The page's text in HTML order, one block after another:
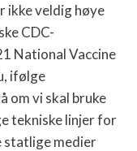
ikke veldig høye
CDC-
National Vaccine
ifølge
om vi skal bruke
tekniske linjer for
statlige medier